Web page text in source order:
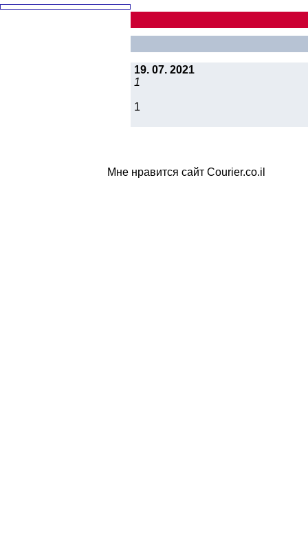
19. 07. 2021
1
1
Мне нравится сайт Courier.co.il